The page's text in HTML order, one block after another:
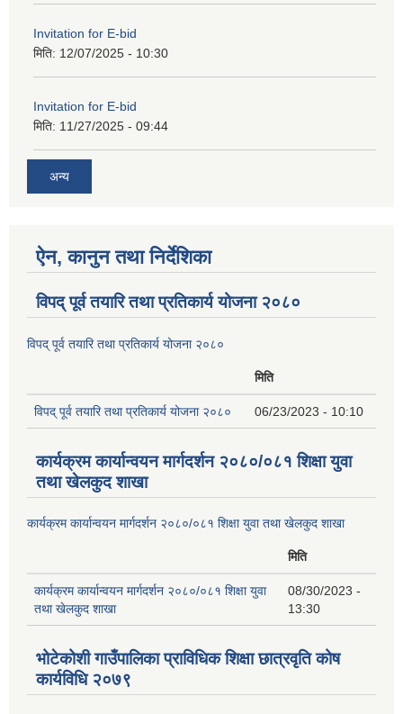
Invitation for E-bid
मिति: 12/07/2025 - 10:30
Invitation for E-bid
मिति: 11/27/2025 - 09:44
अन्य
ऐन, कानुन तथा निर्देशिका
विपद् पूर्व तयारि तथा प्रतिकार्य योजना २०८०
विपद् पूर्व तयारि तथा प्रतिकार्य योजना २०८०
मिति
विपद् पूर्व तयारि तथा प्रतिकार्य योजना २०८० 06/23/2023 - 10:10
कार्यक्रम कार्यान्वयन मार्गदर्शन २०८०/०८१ शिक्षा युवा
तथा खेलकुद शाखा
कार्यक्रम कार्यान्वयन मार्गदर्शन २०८०/०८१ शिक्षा युवा तथा खेलकुद शाखा
मिति
कार्यक्रम कार्यान्वयन मार्गदर्शन २०८०/०८१ शिक्षा युवा
तथा खेलकुद शाखा
08/30/2023 -
13:30
भोटेकोशी गाउँपालिका प्राविधिक शिक्षा छात्रवृति कोष
कार्यविधि २०७९